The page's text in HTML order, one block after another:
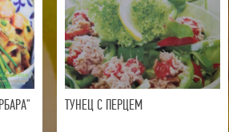
ТУНЕЦ С ПЕРЦЕМ